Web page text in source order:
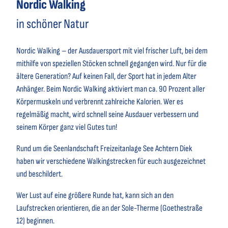
Nordic Walking
in schöner Natur
Nordic Walking – der Ausdauersport mit viel frischer Luft, bei dem
mithilfe von speziellen Stöcken schnell gegangen wird. Nur für die
ältere Generation? Auf keinen Fall, der Sport hat in jedem Alter
Anhänger. Beim Nordic Walking aktiviert man ca. 90 Prozent aller
Körpermuskeln und verbrennt zahlreiche Kalorien. Wer es
regelmäßig macht, wird schnell seine Ausdauer verbessern und
seinem Körper ganz viel Gutes tun!
Rund um die Seenlandschaft Freizeitanlage See Achtern Diek
haben wir verschiedene Walkingstrecken für euch ausgezeichnet
und beschildert.
Wer Lust auf eine größere Runde hat, kann sich an den
Laufstrecken orientieren, die an der Sole-Therme (Goethestraße
12) beginnen.